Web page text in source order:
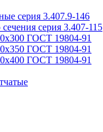
серия 3.407.9-146
серия 3.407-115
ГОСТ 19804-91
ГОСТ 19804-91
ГОСТ 19804-91